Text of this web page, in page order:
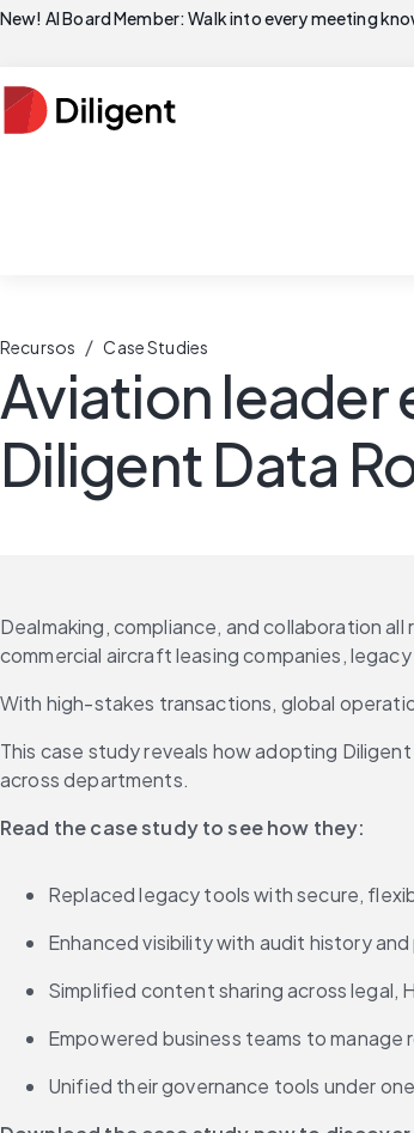
New! AI Board Member: Walk into every meeting
Recursos / Case Studies
Aviation leader
Diligent Data
Dealmaking, compliance, and collaboration
commercial aircraft leasing companies,
With high-stakes transactions, global
This case study reveals how adopting
across departments.
Read the case study to see how they:
Replaced legacy tools with secure,
Enhanced visibility with audit history
Simplified content sharing across legal,
Empowered business teams to
Unified their governance tools under